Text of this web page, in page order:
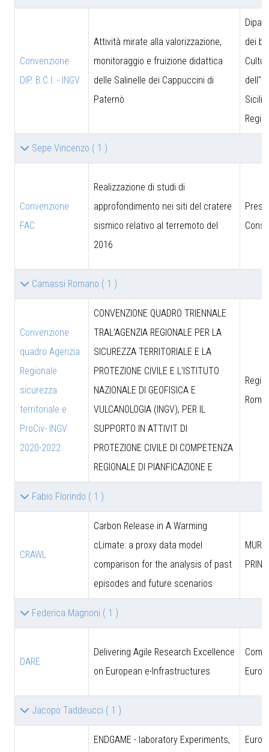
Convenzione
DIP. B.C.I. - INGV
Attività mirate alla valorizzazione,
monitoraggio e fruizione didattica
delle Salinelle dei Cappuccini di
Paternò
dei
Sepe Vincenzo ( 1 )
Convenzione
FAC
Realizzazione di studi di
approfondimento nei siti del cratere
sismico relativo al terremoto del
2016
Camassi Romano ( 1 )
Convenzione
quadro Agenzia
Regionale
sicurezza
territoriale e
ProCiv- INGV
2020-2022
CONVENZIONE QUADRO TRIENNALE
TRAL'AGENZIA REGIONALE PER LA
SICUREZZA TERRITORIALE E LA
PROTEZIONE CIVILE E L'ISTITUTO
NAZIONALE DI GEOFISICA E
VULCANOLOGIA (INGV), PER IL
SUPPORTO IN ATTIVIT DI
PROTEZIONE CIVILE DI COMPETENZA
REGIONALE DI PIANFICAZIONE E
Fabio Florindo ( 1 )
CRAWL
Carbon Release in A Warming
cLimate: a proxy data model
comparison for the analysis of past
episodes and future scenarios
MUR
PRIN)
Federica Magnoni ( 1 )
DARE
Delivering Agile Research Excellence
on European e-Infrastructures
Jacopo Taddeucci ( 1 )
ENDGAME - laboratory Experiments,